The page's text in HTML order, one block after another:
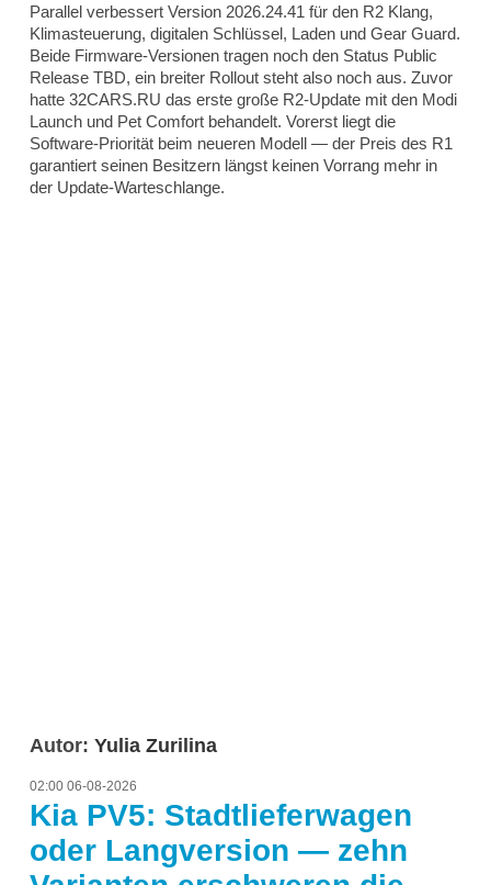
Parallel verbessert Version 2026.24.41 für den R2 Klang,
Klimasteuerung, digitalen Schlüssel, Laden und Gear Guard.
Beide Firmware-Versionen tragen noch den Status Public
Release TBD, ein breiter Rollout steht also noch aus. Zuvor
hatte 32CARS.RU das erste große R2-Update mit den Modi
Launch und Pet Comfort behandelt. Vorerst liegt die
Software-Priorität beim neueren Modell — der Preis des R1
garantiert seinen Besitzern längst keinen Vorrang mehr in
der Update-Warteschlange.
Autor: Yulia Zurilina
02:00 06-08-2026
Kia PV5: Stadtlieferwagen
oder Langversion — zehn